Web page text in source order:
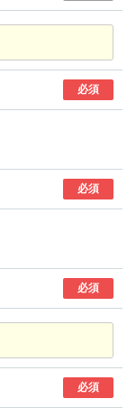
必須
必須
必須
必須